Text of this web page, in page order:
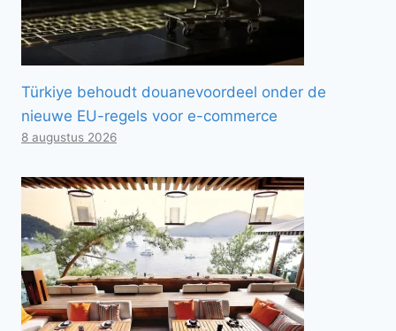
Türkiye behoudt douanevoordeel onder de
nieuwe EU-regels voor e-commerce
8 augustus 2026